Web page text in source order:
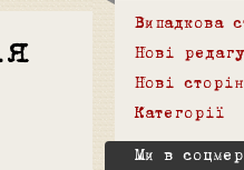
Випадкова
Нові
Нові
Категорії
Ми в